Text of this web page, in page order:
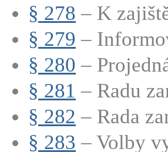
§ 278 – K
§ 279 –
§ 280 –
§ 281 – Radu
§ 282 – Rada
§ 283 – Volby